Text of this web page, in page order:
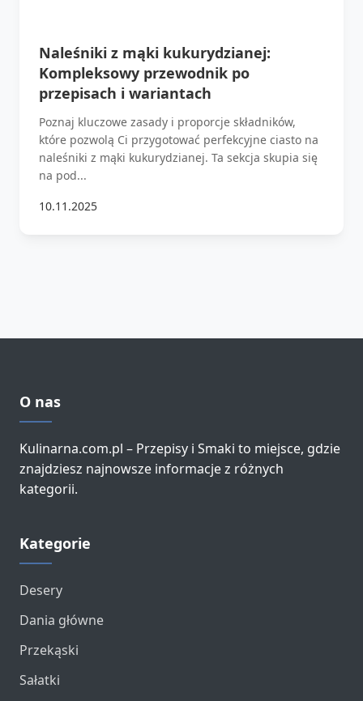
Naleśniki z mąki kukurydzianej:
Kompleksowy przewodnik po
przepisach i wariantach
Poznaj kluczowe zasady i proporcje składników,
które pozwolą Ci przygotować perfekcyjne ciasto na
naleśniki z mąki kukurydzianej. Ta sekcja skupia się
na pod...
10.11.2025
O nas
Kulinarna.com.pl – Przepisy i Smaki to miejsce, gdzie
znajdziesz najnowsze informacje z różnych
kategorii.
Kategorie
Desery
Dania główne
Przekąski
Sałatki